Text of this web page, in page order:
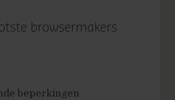
browsermakers
beperkingen